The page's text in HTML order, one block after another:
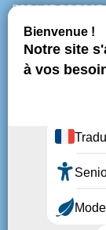
ESPACE PRESSE